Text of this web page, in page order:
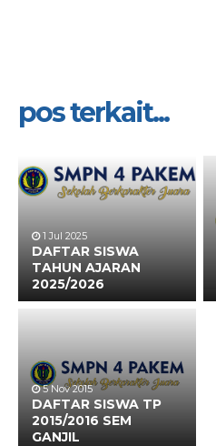
pos terkait...
1 Jul 2025
DAFTAR SISWA
TAHUN AJARAN
2025/2026
5 Nov 2015
DAFTAR SISWA TP
2015/2016 SEM
GANJIL